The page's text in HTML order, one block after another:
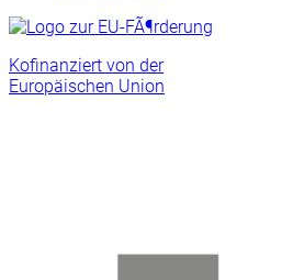
Kofinanziert von der
Europäischen Union